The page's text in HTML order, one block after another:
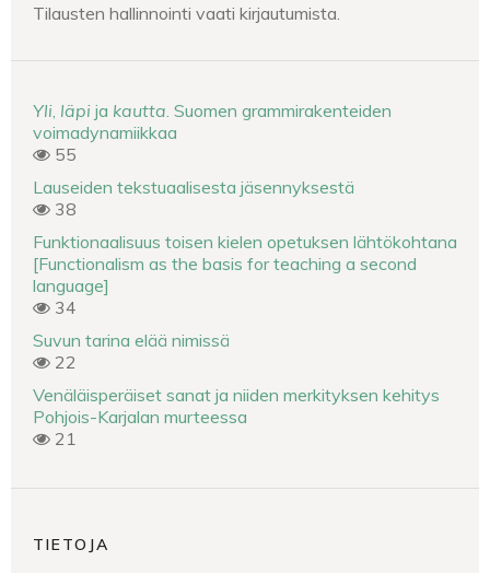
Tilausten hallinnointi vaati kirjautumista.
Yli läpi ja kautta . Suomen grammirakenteiden
voimadynamiikkaa
55
Lauseiden tekstuaalisesta jäsennyksestä
38
Funktionaalisuus toisen kielen opetuksen lähtökohtana
[Functionalism as the basis for teaching a second
language]
34
Suvun tarina elää nimissä
22
Venäläisperäiset sanat ja niiden merkityksen kehitys
Pohjois-Karjalan murteessa
21
TIETOJA